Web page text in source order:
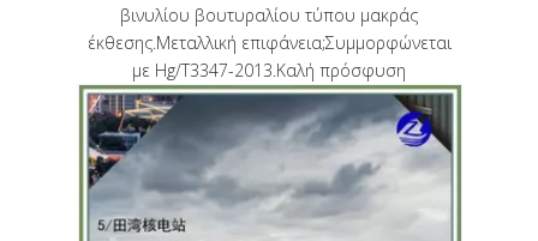
βινυλίου βουτυραλίου τύπου μακράς
έκθεσης.Μεταλλική επιφάνεια;Συμμορφώνεται
με Hg/T3347-2013.Καλή πρόσφυση